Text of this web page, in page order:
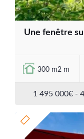
Une fenêtre
300 m2 m
1 495 000€ -